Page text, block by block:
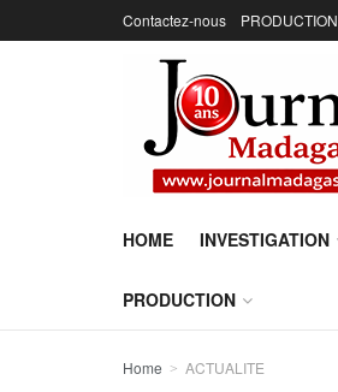
Contactez-nous PRODUCTION
HOME INVESTIGATION
PRODUCTION
Home ACTUALITE